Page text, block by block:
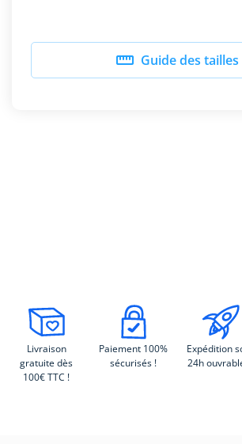
 Guide des tailles
Livraison
gratuite dès
100€ TTC !
Paiement 100%
sécurisés !
Expédition
24h